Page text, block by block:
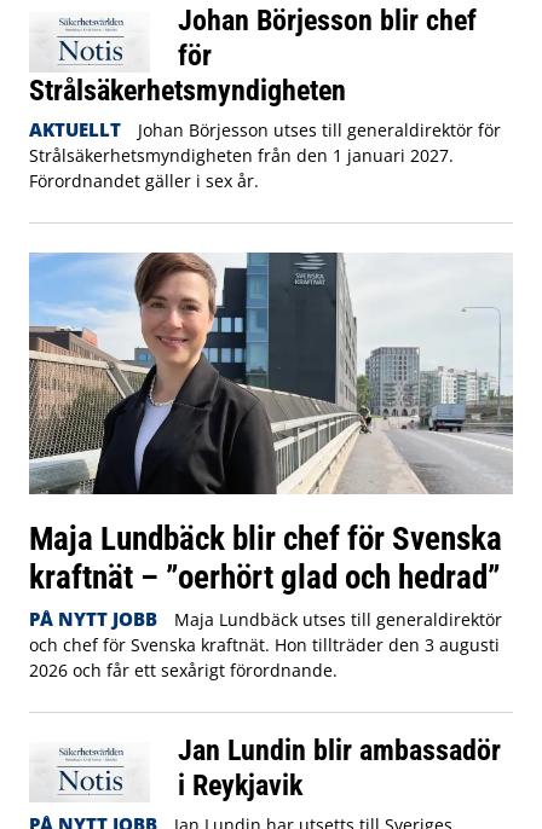
Johan Börjesson blir chef
för
Strålsäkerhetsmyndigheten
AKTUELLT
Johan Börjesson utses till generaldirektör för
Strålsäkerhetsmyndigheten från den 1 januari 2027.
Förordnandet gäller i sex år.
Maja Lundbäck blir chef för Svenska
kraftnät – ”oerhört glad och hedrad”
PÅ NYTT JOBB
Maja Lundbäck utses till generaldirektör
och chef för Svenska kraftnät. Hon tillträder den 3 augusti
2026 och får ett sexårigt förordnande.
Jan Lundin blir ambassadör
i Reykjavik
PÅ NYTT JOBB